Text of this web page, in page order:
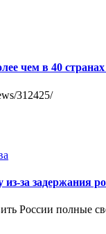
чем в 40
312425/
за задержания
России полные